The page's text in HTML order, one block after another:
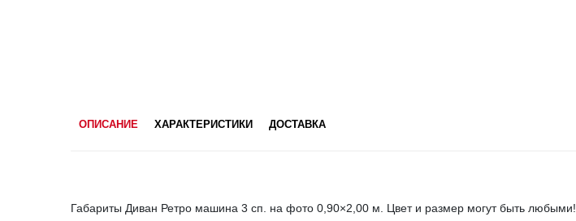
ОПИСАНИЕ ХАРАКТЕРИСТИКИ ДОСТАВКА
Габариты Диван Ретро машина 3 сп. на фото 0,90×2,00 м. Цвет и размер могут быть любыми!